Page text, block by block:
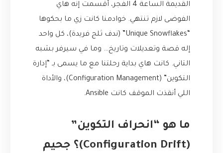
القديمة الساعة 4 الفجر، أقسمت إنه هاي
الفوضى لازم تنتهي. خوادمنا كانت زي ما بحكوها
“Unique Snowflakes” (ندف ثلج فريدة)، كل واحد
إله قصة وتعديلات وتاريخ… وما في سيرفر بشبه
التاني. كانت هاي بداية رحلتنا مع ما يسمى بـ “إدارة
التكوين” (Configuration Management)، والأداة
اللي أنقذت الموقف كانت Ansible.
ما هو “انحراف التكوين”
(Configuration Drift)؟ جحيم